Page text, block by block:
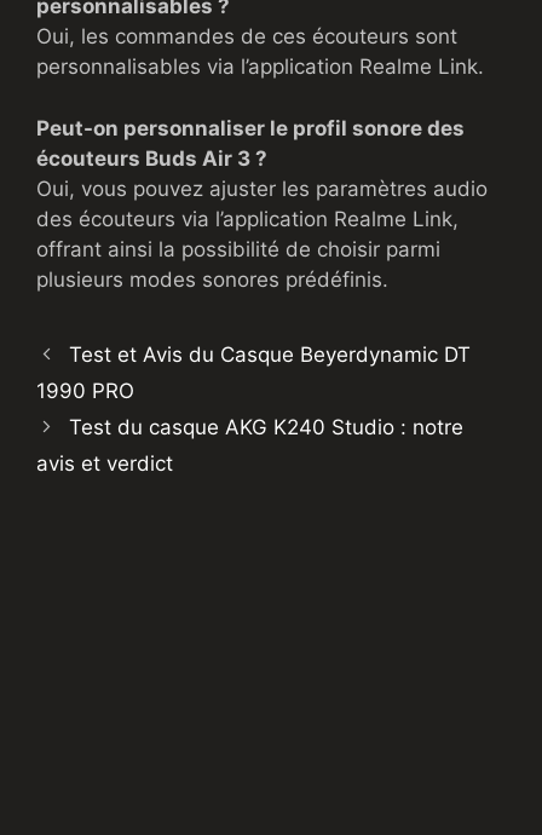
personnalisables ?
Oui, les commandes de ces écouteurs sont
personnalisables via l’application Realme Link.
Peut-on personnaliser le profil sonore des
écouteurs Buds Air 3 ?
Oui, vous pouvez ajuster les paramètres audio
des écouteurs via l’application Realme Link,
offrant ainsi la possibilité de choisir parmi
plusieurs modes sonores prédéfinis.
Test et Avis du Casque Beyerdynamic DT
1990 PRO
Test du casque AKG K240 Studio : notre
avis et verdict